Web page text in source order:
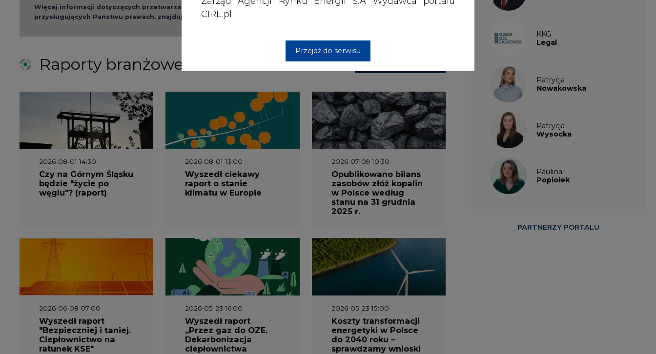
CIRE.pl
Przejdź do serwisu
Więcej informacji dotyczących przetwarzania przez nas Państwa danych osobowych, w tym informacje o
przysługujących Państwu prawach, znajduje się w polityce prywatności.
Raporty branżowe
2026-08-01 14:30
Czy na Górnym Śląsku
będzie "życie po
węglu"? (raport)
2026-08-01 13:00
Wyszedł ciekawy
raport o stanie
klimatu w Europie
2026-07-09 10:30
Opublikowano bilans
zasobów złóż kopalin
w Polsce według
stanu na 31 grudnia
2025 r.
2026-06-08 07:00
Wyszedł raport
"Bezpieczniej i taniej.
Ciepłownictwo na
ratunek KSE"
2026-05-23 16:00
Wyszedł raport
„Przez gaz do OZE.
Dekarbonizacja
ciepłownictwa
2026-05-23 15:00
Koszty transformacji
energetyki w Polsce
do 2040 roku –
sprawdzamy wnioski
KKG
Legal
Patrycja
Nowakowska
Patrycja
Wysocka
Paulina
Popiołek
PARTNERZY PORTALU